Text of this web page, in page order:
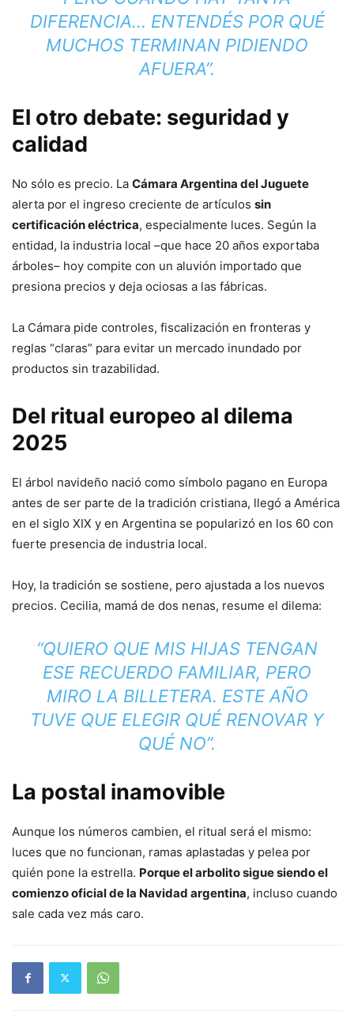
DIFERENCIA… ENTENDÉS POR QUÉ
MUCHOS TERMINAN PIDIENDO
AFUERA”.
El otro debate: seguridad y
calidad
No sólo es precio. La Cámara Argentina del Juguete
alerta por el ingreso creciente de artículos sin
certificación eléctrica, especialmente luces. Según la
entidad, la industria local –que hace 20 años exportaba
árboles– hoy compite con un aluvión importado que
presiona precios y deja ociosas a las fábricas.
La Cámara pide controles, fiscalización en fronteras y
reglas “claras” para evitar un mercado inundado por
productos sin trazabilidad.
Del ritual europeo al dilema
2025
El árbol navideño nació como símbolo pagano en Europa
antes de ser parte de la tradición cristiana, llegó a América
en el siglo XIX y en Argentina se popularizó en los 60 con
fuerte presencia de industria local.
Hoy, la tradición se sostiene, pero ajustada a los nuevos
precios. Cecilia, mamá de dos nenas, resume el dilema:
“QUIERO QUE MIS HIJAS TENGAN
ESE RECUERDO FAMILIAR, PERO
MIRO LA BILLETERA. ESTE AÑO
TUVE QUE ELEGIR QUÉ RENOVAR Y
QUÉ NO”.
La postal inamovible
Aunque los números cambien, el ritual será el mismo:
luces que no funcionan, ramas aplastadas y pelea por
quién pone la estrella. Porque el arbolito sigue siendo el
comienzo oficial de la Navidad argentina, incluso cuando
sale cada vez más caro.